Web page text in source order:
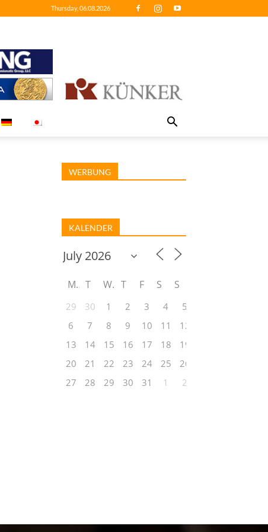
Thursday, 06.08.2026
WERBUNG
KALENDER
M T W T F S S
29 30 1 2 3 4
5
6
7 8 9 10 11
12
13
14 15 16 17 18
19
20
21 22 23 24 25
26
27
28 29 30 31 1 2